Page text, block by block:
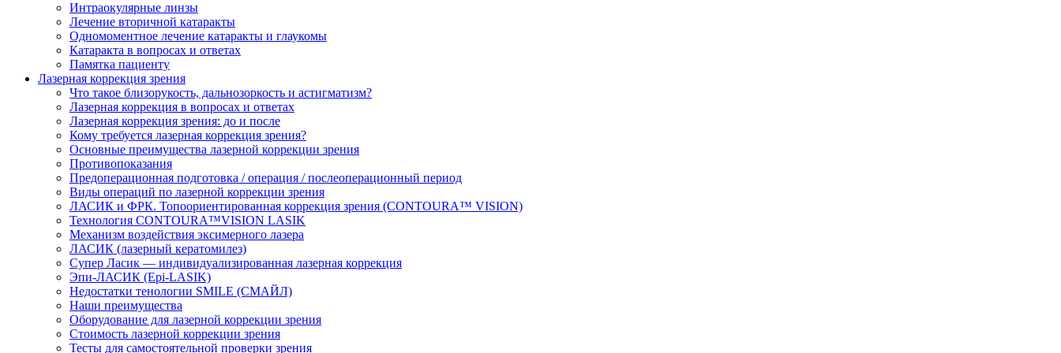
Интраокулярные линзы
Лечение вторичной катаракты
Одномоментное лечение катаракты и глаукомы
Катаракта в вопросах и ответах
Памятка пациенту
Лазерная коррекция зрения
Что такое близорукость, дальнозоркость и астигматизм?
Лазерная коррекция в вопросах и ответах
Лазерная коррекция зрения: до и после
Кому требуется лазерная коррекция зрения?
Основные преимущества лазерной коррекции зрения
Противопоказания
Предоперационная подготовка / операция / послеоперационный период
Виды операций по лазерной коррекции зрения
ЛАСИК и ФРК. Топоориентированная коррекция зрения (CONTOURA™ VISION)
Технология CONTOURA™VISION LASIK
Механизм воздействия эксимерного лазера
ЛАСИК (лазерный кератомилез)
Супер Ласик — индивидуализированная лазерная коррекция
Эпи-ЛАСИК (Epi-LASIK)
Недостатки тенологии SMILE (СМАЙЛ)
Наши преимущества
Оборудование для лазерной коррекции зрения
Стоимость лазерной коррекции зрения
Тесты для самостоятельной проверки зрения